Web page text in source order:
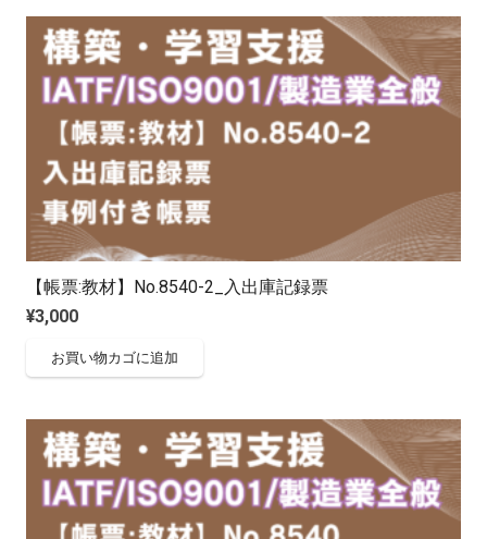
【帳票:教材】No.8540-2_入出庫記録票
¥3,000
お買い物カゴに追加